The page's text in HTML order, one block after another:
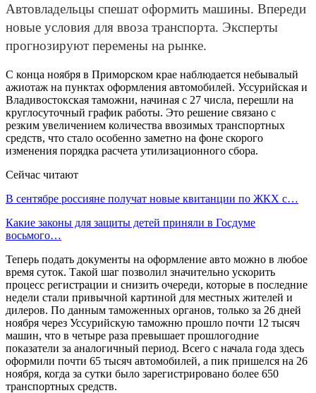
Автовладельцы спешат оформить машины. Впереди
новые условия для ввоза транспорта. Эксперты
прогнозируют перемены на рынке.
С конца ноября в Приморском крае наблюдается небывалый
ажиотаж на пунктах оформления автомобилей. Уссурийская и
Владивостокская таможни, начиная с 27 числа, перешли на
круглосуточный график работы. Это решение связано с
резким увеличением количества ввозимых транспортных
средств, что стало особенно заметно на фоне скорого
изменения порядка расчета утилизационного сбора.
Сейчас читают
В сентябре россияне получат новые квитанции по ЖКХ с…
Какие законы для защиты детей приняли в Госдуме
восьмого…
Теперь подать документы на оформление авто можно в любое
время суток. Такой шаг позволил значительно ускорить
процесс регистрации и снизить очереди, которые в последние
недели стали привычной картиной для местных жителей и
дилеров. По данным таможенных органов, только за 26 дней
ноября через Уссурийскую таможню прошло почти 12 тысяч
машин, что в четыре раза превышает прошлогодние
показатели за аналогичный период. Всего с начала года здесь
оформили почти 65 тысяч автомобилей, а пик пришелся на 26
ноября, когда за сутки было зарегистрировано более 650
транспортных средств.